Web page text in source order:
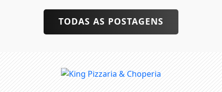
TODAS AS POSTAGENS